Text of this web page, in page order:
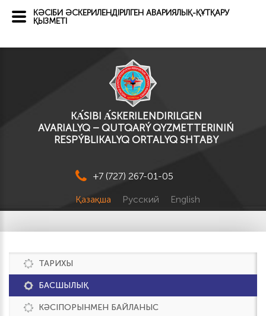
KА́SІBI А́SKERILENDIRILGEN
AVARIALYQ – QUTQARÝ QYZMETTERINIŃ
RESPÝBLIKALYQ ORTALYQ SHTABY
+7 (727) 267-01-05
Қазақша Русский English
ТАРИХЫ
БАСШЫЛЫҚ
КӘСІПОРЫНМЕН БАЙЛАНЫС
КӘСІБИ ӘСКЕРИЛЕНДІРІЛГЕН АВАРИЯЛЫҚ-ҚҰТҚАРУ
ҚЫЗМЕТІ